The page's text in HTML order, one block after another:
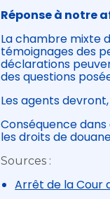
Réponse à notre
La chambre mixte
témoignages des
déclarations
des questions
Les agents
Conséquence
les droits de
Sources :
Arrêt de la Cour